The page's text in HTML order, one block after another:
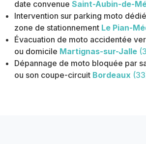
date convenue Saint-Aubin-de-
Intervention sur parking moto
zone de stationnement Le Pian-
Évacuation de moto accidentée
ou domicile Martignas-sur-Jalle
Dépannage de moto bloquée par
ou son coupe-circuit Bordeaux